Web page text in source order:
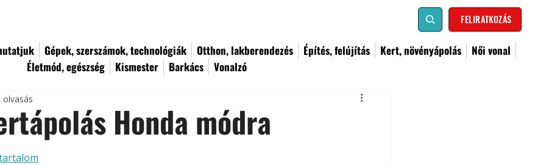
FELIRATKOZÁS
Gépek, szerszámok, technológiák Otthon, lakberendezés Építés, felújítás Kert, növényápolás
Női vonal
Életmód, egészség
Kismester Barkács Vonalzó
Honda módra
olvasás